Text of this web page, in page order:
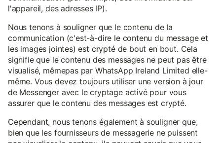
l'appareil, des adresses IP).
Nous tenons à souligner que le contenu de la
communication (c'est-à-dire le contenu du message et
les images jointes) est crypté de bout en bout. Cela
signifie que le contenu des messages ne peut pas être
visualisé, mêmepas par WhatsApp Ireland Limited elle-
même. Vous devez toujours utiliser une version à jour
de Messenger avec le cryptage activé pour vous
assurer que le contenu des messages est crypté.
Cependant, nous tenons également à souligner que,
bien que les fournisseurs de messagerie ne puissent